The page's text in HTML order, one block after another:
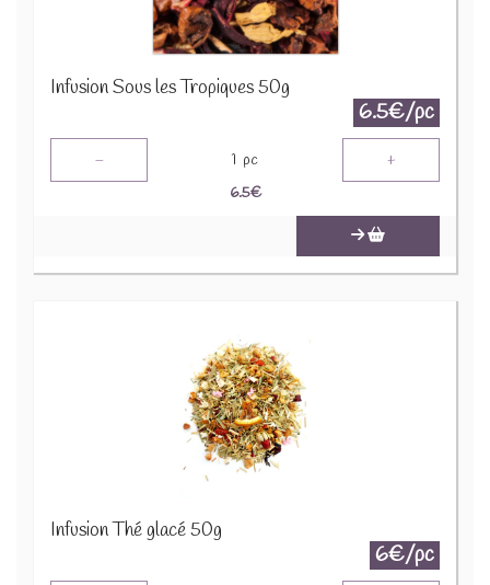
Infusion Sous les Tropiques 50g
6.5€/pc
- 1 pc +
6.5€
Infusion Thé glacé 50g
6€/pc